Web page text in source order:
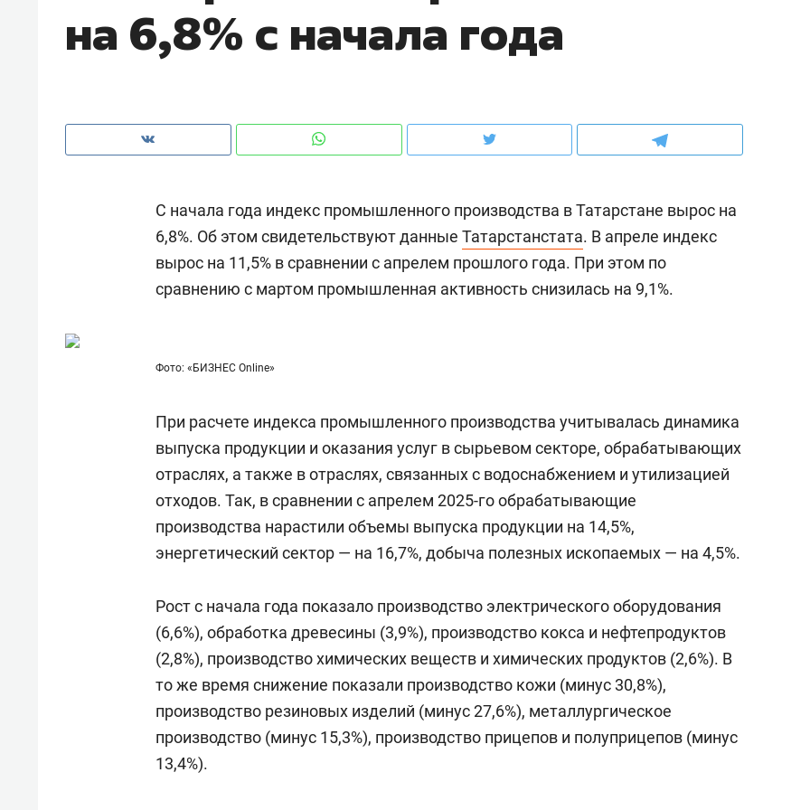
на 6,8% с начала года
С начала года индекс промышленного производства в Татарстане вырос на
6,8%. Об этом свидетельствуют данные Татарстанстата. В апреле индекс
вырос на 11,5% в сравнении с апрелем прошлого года. При этом по
сравнению с мартом промышленная активность снизилась на 9,1%.
Фото: «БИЗНЕС Online»
При расчете индекса промышленного производства учитывалась динамика
выпуска продукции и оказания услуг в сырьевом секторе, обрабатывающих
отраслях, а также в отраслях, связанных с водоснабжением и утилизацией
отходов. Так, в сравнении с апрелем 2025-го обрабатывающие
производства нарастили объемы выпуска продукции на 14,5%,
энергетический сектор — на 16,7%, добыча полезных ископаемых — на 4,5%.
Рост с начала года показало производство электрического оборудования
(6,6%), обработка древесины (3,9%), производство кокса и нефтепродуктов
(2,8%), производство химических веществ и химических продуктов (2,6%). В
то же время снижение показали производство кожи (минус 30,8%),
производство резиновых изделий (минус 27,6%), металлургическое
производство (минус 15,3%), производство прицепов и полуприцепов (минус
13,4%).
чем интересен Оман?
Наседкина: «Ремонт вместе
для меня это челлендж!»
дней
с вершины горы»